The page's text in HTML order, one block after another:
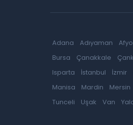
Adana Adıyaman
Bursa
Çanakkale
Isparta
İstanbul İzmir
Manisa
Mardin Mersin
Tunceli
Uşak Van